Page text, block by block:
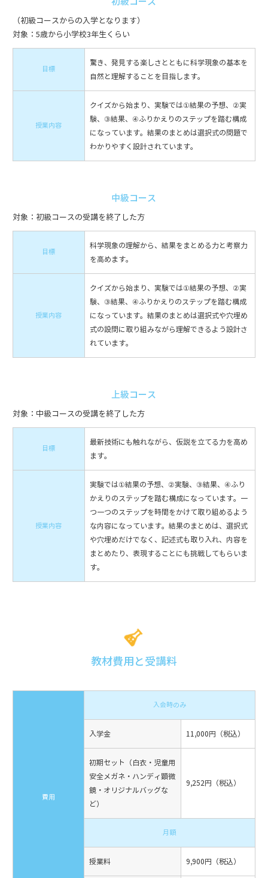
（初級コースからの入学となります）
対象：5歳から小学校3年生くらい
目標
驚き、発見する楽しさとともに科学現象の基本を
自然と理解することを目指します。
授業内容
クイズから始まり、実験では①結果の予想、②実
験、③結果、④ふりかえりのステップを踏む構成
になっています。結果のまとめは選択式の問題で
わかりやすく設計されています。
中級コース
対象：初級コースの受講を終了した方
目標
科学現象の理解から、結果をまとめる力と考察力
を高めます。
授業内容
クイズから始まり、実験では①結果の予想、②実
験、③結果、④ふりかえりのステップを踏む構成
になっています。結果のまとめは選択式や穴埋め
式の設問に取り組みながら理解できるよう設計さ
れています。
上級コース
対象：中級コースの受講を終了した方
目標
最新技術にも触れながら、仮説を立てる力を高め
ます。
授業内容
実験では①結果の予想、②実験、③結果、④ふり
かえりのステップを踏む構成になっています。一
つ一つのステップを時間をかけて取り組めるよう
な内容になっています。結果のまとめは、選択式
や穴埋めだけでなく、記述式も取り入れ、内容を
まとめたり、表現することにも挑戦してもらいま
す。
教材費用と受講料
費用
入会時のみ
入学金 11,000円（税込）
初期セット（白衣・児童用
安全メガネ・ハンディ顕微
鏡・オリジナルバッグな
ど）
9,252円（税込）
月額
授業料 9,900円（税込）